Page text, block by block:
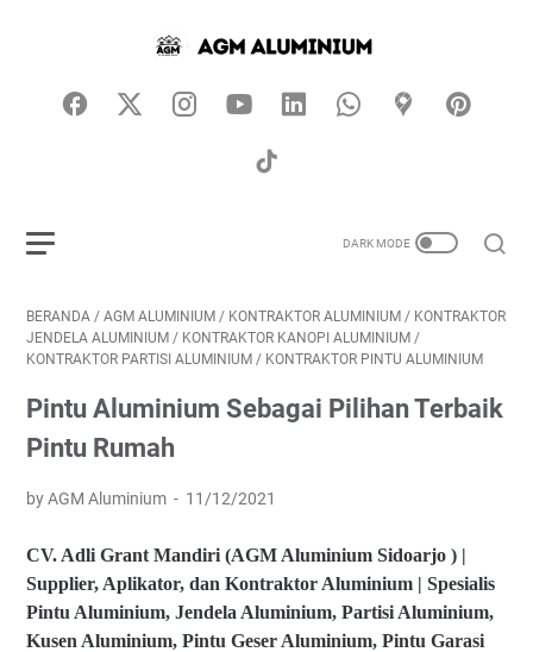
BERANDA / AGM ALUMINIUM / KONTRAKTOR ALUMINIUM / KONTRAKTOR
JENDELA ALUMINIUM / KONTRAKTOR KANOPI ALUMINIUM /
KONTRAKTOR PARTISI ALUMINIUM / KONTRAKTOR PINTU ALUMINIUM
Pintu Aluminium Sebagai Pilihan Terbaik
Pintu Rumah
by AGM Aluminium 11/12/2021
CV. Adli Grant Mandiri (AGM Aluminium Sidoarjo ) |
Supplier, Aplikator, dan Kontraktor Aluminium | Spesialis
Pintu Aluminium, Jendela Aluminium, Partisi Aluminium,
Kusen Aluminium, Pintu Geser Aluminium, Pintu Garasi